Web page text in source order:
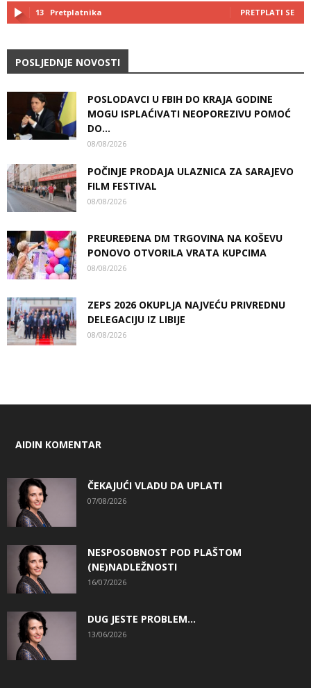
13 Pretplatnika PRETPLATI SE
POSLJEDNJE NOVOSTI
POSLODAVCI U FBIH DO KRAJA GODINE
MOGU ISPLAĆIVATI NEOPOREZIVU POMOĆ
DO...
08/08/2026
POČINJE PRODAJA ULAZNICA ZA SARAJEVO
FILM FESTIVAL
08/08/2026
PREUREĐENA DM TRGOVINA NA KOŠEVU
PONOVO OTVORILA VRATA KUPCIMA
08/08/2026
ZEPS 2026 OKUPLJA NAJVEĆU PRIVREDNU
DELEGACIJU IZ LIBIJE
08/08/2026
AIDIN KOMENTAR
ČEKAJUĆI VLADU DA UPLATI
07/08/2026
NESPOSOBNOST POD PLAŠTOM
(NE)NADLEŽNOSTI
16/07/2026
DUG JESTE PROBLEM…
13/06/2026